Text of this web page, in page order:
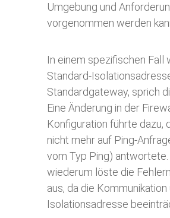
Umgebung und
vorgenommen werden
In einem spezifischen Fall
Standard-
Standardgateway, sprich
Eine Änderung in der
Konfiguration führte dazu,
nicht mehr auf Ping-
vom Typ Ping) antwortete.
wiederum löste die
aus, da die Kommunikation
Isolationsadresse